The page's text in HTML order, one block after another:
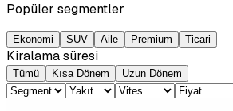
Popüler segmentler
Ekonomi SUV Aile Premium Ticari
Kiralama süresi
Tümü Kısa Dönem Uzun Dönem